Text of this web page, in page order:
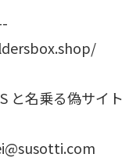
と名乗る偽サイト